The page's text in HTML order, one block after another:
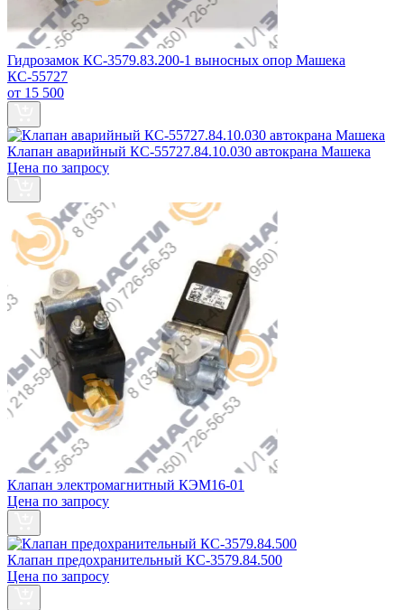
Гидрозамок КС-3579.83.200-1 выносных опор Машека
КС-55727
от 15 500
Клапан аварийный КС-55727.84.10.030 автокрана Машека
Цена по запросу
Клапан электромагнитный КЭМ16-01
Цена по запросу
Клапан предохранительный КС-3579.84.500
Цена по запросу